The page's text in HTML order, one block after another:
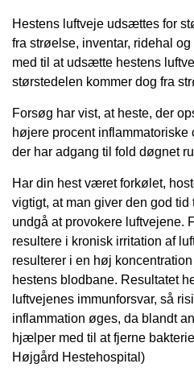
Hestens luftveje udsættes for
fra strøelse, inventar, ridehal
med til at udsætte hestens
størstedelen kommer dog fra
Forsøg har vist, at heste, der
højere procent
der har adgang til fold døgnet
Har din hest været forkølet,
vigtigt, at man giver den god tid
undgå at provokere luftvejene.
resultere i kronisk irritation af
resulterer i en høj
hestens blodbane. Resultatet
luftvejenes immunforsvar, så
inflammation øges, da blandt
hjælper med til at fjerne
Højgård Hestehospital)